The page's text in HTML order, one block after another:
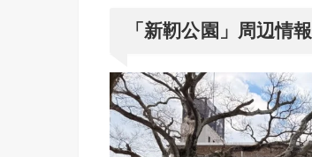
「新靭公園」周辺情報